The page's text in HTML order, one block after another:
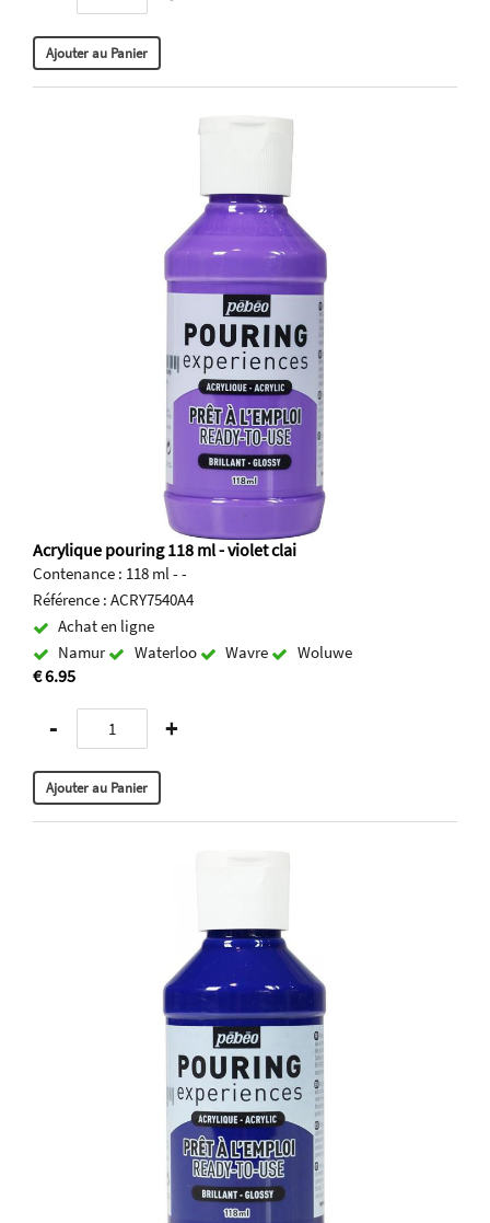
Acrylique pouring 118 ml - violet clai
Contenance : 118 ml - -
Référence : ACRY7540A4
Achat en ligne
Namur
Waterloo Wavre Woluwe
€ 6.95
- +